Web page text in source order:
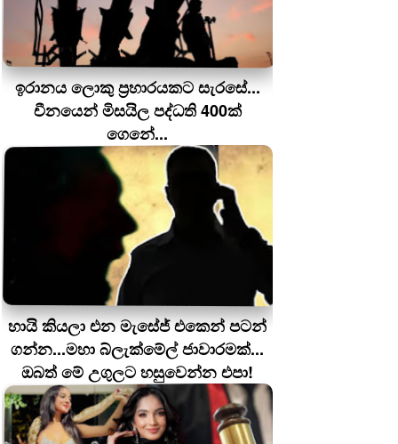
ඉරානය ලොකු ප‍්‍රහාරයකට සැරසේ...
චීනයෙන් මිසයිල පද්ධති 400ක්
ගෙනේ...
හායි කියලා එන මැසේජ් එකෙන් පටන්
ගන්න...මහා බ්ලැක්මේල් ජාවාරමක්...
ඔබත් මේ උගුලට හසුවෙන්න එපා!